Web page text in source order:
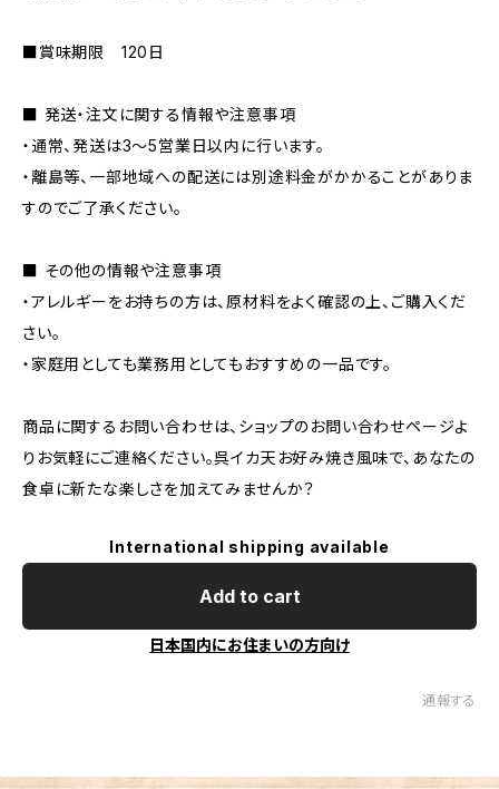
■賞味期限 120日
■ 発送・注文に関する情報や注意事項
・通常、発送は3～5営業日以内に行います。
・離島等、一部地域への配送には別途料金がかかることがありま
すのでご了承ください。
■ その他の情報や注意事項
・アレルギーをお持ちの方は、原材料をよく確認の上、ご購入くだ
さい。
・家庭用としても業務用としてもおすすめの一品です。
商品に関するお問い合わせは、ショップのお問い合わせページよ
りお気軽にご連絡ください。呉イカ天お好み焼き風味で、あなたの
食卓に新たな楽しさを加えてみませんか？
International shipping available
Add to cart
日本国内にお住まいの方向け
通報する